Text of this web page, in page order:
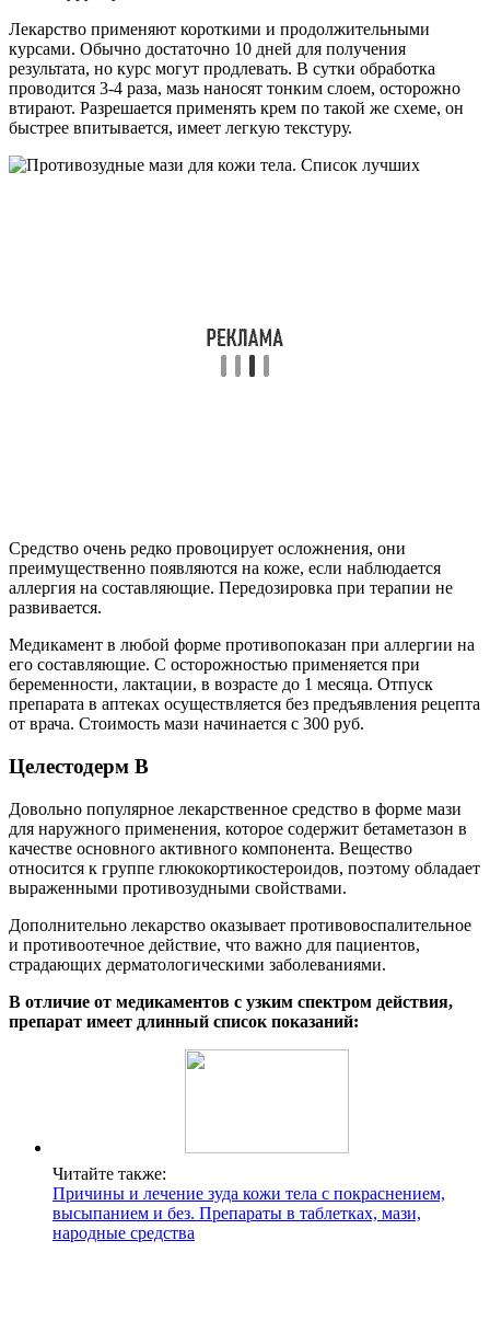
Лекарство применяют короткими и продолжительными
курсами. Обычно достаточно 10 дней для получения
результата, но курс могут продлевать. В сутки обработка
проводится 3-4 раза, мазь наносят тонким слоем, осторожно
втирают. Разрешается применять крем по такой же схеме, он
быстрее впитывается, имеет легкую текстуру.
Средство очень редко провоцирует осложнения, они
преимущественно появляются на коже, если наблюдается
аллергия на составляющие. Передозировка при терапии не
развивается.
Медикамент в любой форме противопоказан при аллергии на
его составляющие. С осторожностью применяется при
беременности, лактации, в возрасте до 1 месяца. Отпуск
препарата в аптеках осуществляется без предъявления рецепта
от врача. Стоимость мази начинается с 300 руб.
Целестодерм В
Довольно популярное лекарственное средство в форме мази
для наружного применения, которое содержит бетаметазон в
качестве основного активного компонента. Вещество
относится к группе глюкокортикостероидов, поэтому обладает
выраженными противозудными свойствами.
Дополнительно лекарство оказывает противовоспалительное
и противоотечное действие, что важно для пациентов,
страдающих дерматологическими заболеваниями.
В отличие от медикаментов с узким спектром действия,
препарат имеет длинный список показаний:
Читайте также:
Причины и лечение зуда кожи тела с покраснением,
высыпанием и без. Препараты в таблетках, мази,
народные средства